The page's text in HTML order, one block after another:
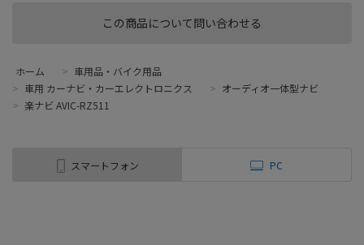
この商品について問い合わせる
ホーム > 車用品・バイク用品
> 車用 カーナビ・カーエレクトロニクス > オーディオ一体型ナビ
> 楽ナビ AVIC-RZ511
スマートフォン PC